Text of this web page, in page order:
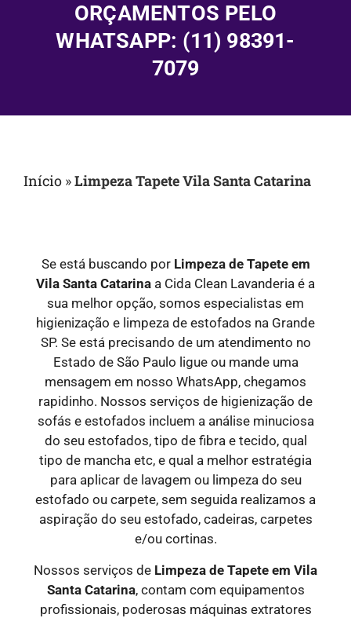
ORÇAMENTOS PELO
WHATSAPP: (11) 98391-
7079
Início »Limpeza Tapete Vila Santa Catarina
Se está buscando por Limpeza de Tapete em
Vila Santa Catarina a Cida Clean Lavanderia é a
sua melhor opção, somos especialistas em
higienização e limpeza de estofados na Grande
SP. Se está precisando de um atendimento no
Estado de São Paulo ligue ou mande uma
mensagem em nosso WhatsApp, chegamos
rapidinho. Nossos serviços de higienização de
sofás e estofados incluem a análise minuciosa
do seu estofados, tipo de fibra e tecido, qual
tipo de mancha etc, e qual a melhor estratégia
para aplicar de lavagem ou limpeza do seu
estofado ou carpete, sem seguida realizamos a
aspiração do seu estofado, cadeiras, carpetes
e/ou cortinas.
Nossos serviços de Limpeza de Tapete em Vila
Santa Catarina, contam com equipamentos
profissionais, poderosas máquinas extratores